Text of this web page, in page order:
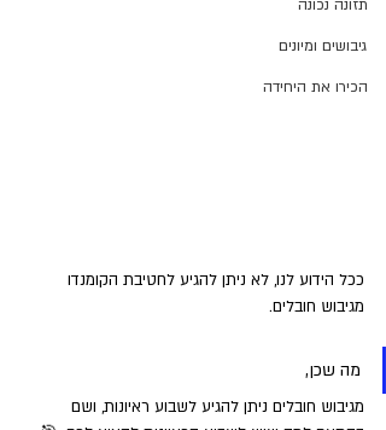
תזונה נכונה
גיבושים ומיונים
הכירו את היחידה
ככל הידוע לנו, לא ניתן להגיע לחטיבת הקומנדו
מגיבוש חובלים.
מה שכן,
מגיבוש חובלים ניתן להגיע לשבוע ראיונות, ושם